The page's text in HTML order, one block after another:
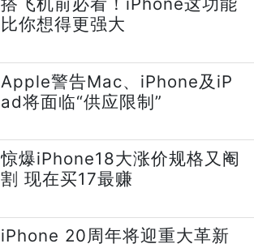
比你想得更强大
Apple警告Mac、iPhone及iP
ad将面临“供应限制”
惊爆iPhone18大涨价规格又阉
割 现在买17最赚
iPhone 20周年将迎重大革新